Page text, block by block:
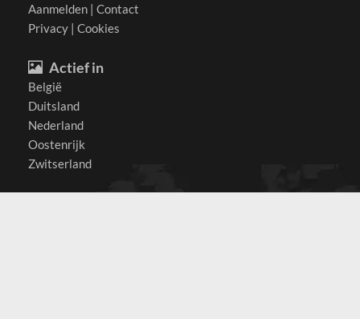
Aanmelden | Contact
Privacy | Cookies
Actief in
België
Duitsland
Nederland
Oostenrijk
Zwitserland